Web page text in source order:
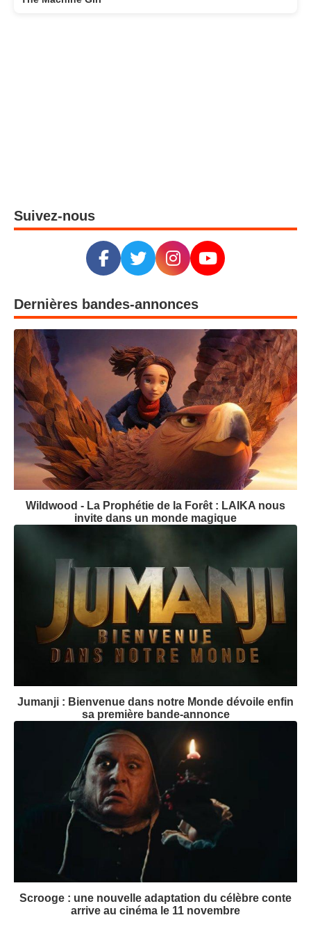
Suivez-nous
Dernières bandes-annonces
Wildwood - La Prophétie de la Forêt : LAIKA nous
invite dans un monde magique
Jumanji : Bienvenue dans notre Monde dévoile enfin
sa première bande-annonce
Scrooge : une nouvelle adaptation du célèbre conte
arrive au cinéma le 11 novembre